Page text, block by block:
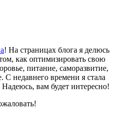
! На страницах блога я делюсь
как оптимизировать свою
питание, саморазвитие,
С недавнего времени я стала
вам будет интересно!